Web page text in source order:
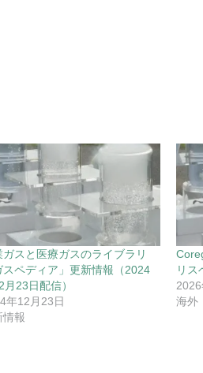
ガスと医療ガスのライブラリ
スペディア」更新情報（2024
月23日配信）
年12月23日
情報
リス
海外